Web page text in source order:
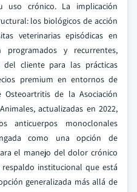
uso crónico. La implicación
los biológicos de acción
veterinarias episódicas en
programados y recurrentes,
cliente para las prácticas
premium en entornos de
Osteoartritis de la Asociación
actualizadas en 2022,
anticuerpos monoclonales
como una opción de
el manejo del dolor crónico
institucional que está
generalizada más allá de